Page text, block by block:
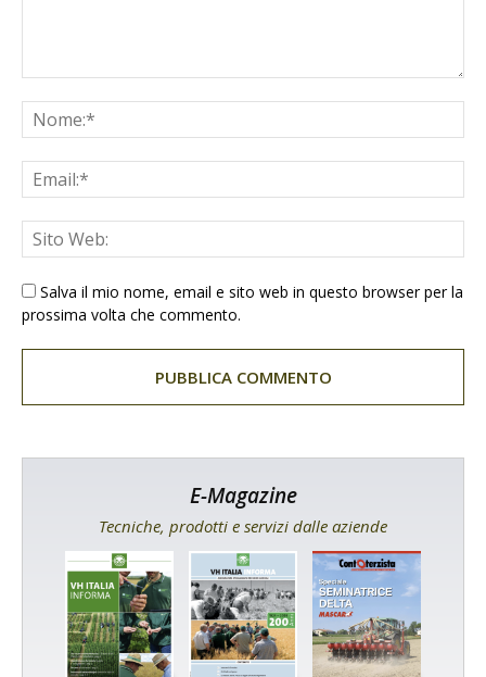
Salva il mio nome, email e sito web in questo browser per la
prossima volta che commento.
E-Magazine
Tecniche, prodotti e servizi dalle aziende